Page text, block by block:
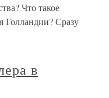
Что такое
Голландии? Сразу
в